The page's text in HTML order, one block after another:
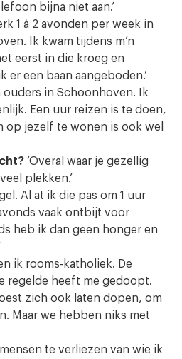
bijna niet aan.’
1 à 2 avonden per week in
Ik kwam tijdens m’n
eerst in die kroeg en
er een baan aangeboden.’
ouders in Schoonhoven. Ik
Een uur reizen is te doen,
op jezelf te wonen is ook wel
‘Overal waar je gezellig
plekken.’
Al at ik die pas om 1 uur
vaak ontbijt voor
heb ik dan geen honger en
ik rooms-katholiek. De
regelde heeft me gedoopt.
zich ook laten dopen, om
Maar we hebben niks met
mensen te verliezen van wie ik